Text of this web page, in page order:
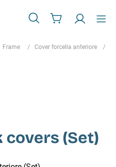
Frame Cover forcella anteriore
covers (Set)